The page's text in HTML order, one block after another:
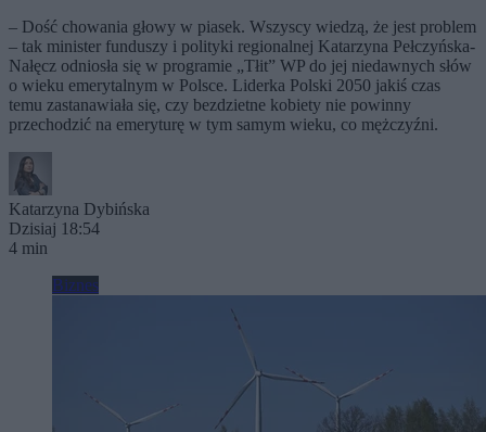
– Dość chowania głowy w piasek. Wszyscy wiedzą, że jest problem
– tak minister funduszy i polityki regionalnej Katarzyna Pełczyńska-
Nałęcz odniosła się w programie „Tłit” WP do jej niedawnych słów
o wieku emerytalnym w Polsce. Liderka Polski 2050 jakiś czas
temu zastanawiała się, czy bezdzietne kobiety nie powinny
przechodzić na emeryturę w tym samym wieku, co mężczyźni.
Katarzyna Dybińska
Dzisiaj 18:54
4 min
Biznes